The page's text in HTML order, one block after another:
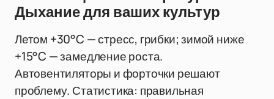
Дыхание для ваших культур
Летом +30°C — стресс, грибки; зимой ниже
+15°C — замедление роста.
Автовентиляторы и форточки решают
проблему. Статистика: правильная